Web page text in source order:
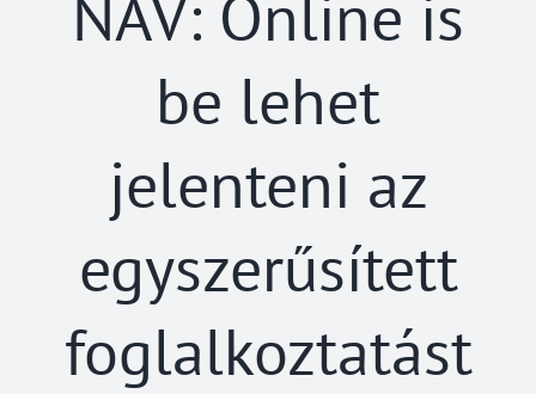
be lehet
jelenteni az
egyszerűsített
foglalkoztatást